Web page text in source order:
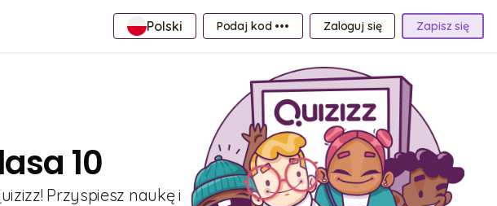
Polski Podaj kod ••• Zaloguj się Zapisz się
10
Przyspiesz naukę i